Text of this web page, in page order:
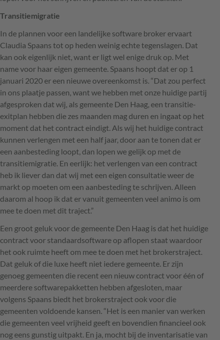
Transitiemigratie
In de plannen voor een landelijke software broker ervaart
Claudia Spaans tot op heden weinig echte tegenslagen. Dat
kan ook eigenlijk niet, want er ligt wel enige druk op. Met
name voor haar eigen gemeente. Spaans hoopt dat er op 1
januari 2020 er een nieuwe overeenkomst is. “Dat zou perfect
in ons plaatje passen, want we hebben met onze huidige partij
afgesproken dat wij, als gemeente Den Haag, een transitie-
exitplan hebben die zes maanden mag duren en ingaat op het
moment dat het contract eindigt. Als wij het huidige contract
kunnen verlengen met een half jaar, door aan te tonen dat er
een aanbesteding loopt, dan lopen we gelijk op met de
transitiemigratie. En eerlijk: het verlengen van een contract
heb ik liever dan dat wij met een eigen consultatie weer de
markt op moeten om een aanbesteding te schrijven. Alleen
daarom al hoop ik dat er vanuit gemeenten veel animo is om
mee te doen met dit traject.”
Een groot geluk voor de gemeente Den Haag is dat het huidige
contract voor standaardsoftware op aflopen staat waardoor
het ook ruimte heeft om mee te doen met het brokerstraject.
Dat geluk of die luxe heeft niet iedere gemeente. Er zijn
genoeg gemeenten die recent een nieuw contract voor één of
meerdere softwarepakketten hebben afgesloten, maar
volgens Spaans biedt het brokerstraject ook voor die
gemeenten voldoende kansen. “Het is een manier van werken
die gemeenten veel vrijheid geeft en bovendien financieel ook
nog eens gunstig uitpakt. En ja, mocht bij de inventarisatie van